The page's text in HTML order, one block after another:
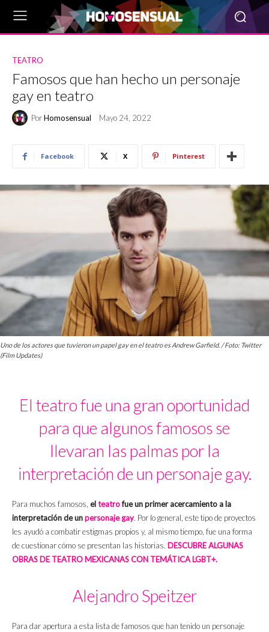
TEATRO
Famosos que han hecho un personaje
gay en teatro
PorHomosensual Mayo 24, 2022
Facebook X Pinterest
Uno de los actores que tuvieron un papel gay en el teatro es Andrew Garfield. / Foto: Twitter
(Film Updates)
El teatro fue una gran oportunidad
para que algunos famosos se
llevaran las palmas por la
interpretación de un personaje gay.
Para muchos famosos, elteatrofue un primer acercamiento a la
interpretación de unpersonaje gay. Por lo general, este tipo de proyectos
les ayudó a combatir estigmas propios y, al mismo tiempo, fue una forma
de cuestionar cómo se presentan las historias. DESCUBRE ALGUNAS
OBRAS DE TEATRO MEXICANAS CON TEMÁTICA LGBT+.
Alejandro Speitzer
Para dar apertura a esta lista de famosos que han tenido un personaje